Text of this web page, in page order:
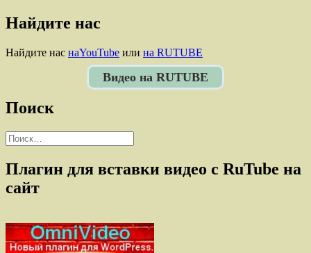
Найдите нас
Найдите нас наYouTube или на RUTUBE
Видео на RUTUBE
Поиск
Найти:
Плагин для вставки видео с RuTube на
сайт